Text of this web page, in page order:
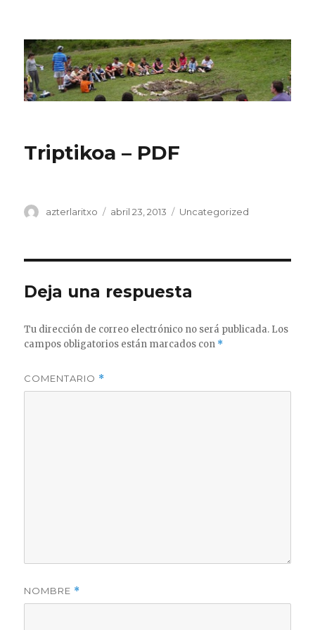
CPN Azterlariak
Triptikoa – PDF
Autor
azterlaritxo
Publicado
abril 23, 2013 Categorías
Uncategorized
Deja una respuesta
Tu dirección de correo electrónico no será publicada. Los
campos obligatorios están marcados con *
COMENTARIO *
NOMBRE *